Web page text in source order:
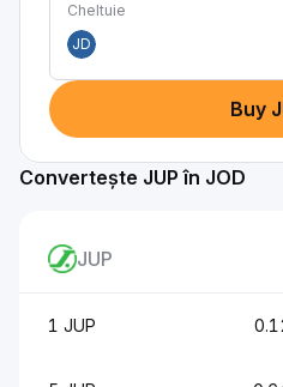
Cheltuie
JD
Buy
Convertește JUP în JOD
JUP
1 JUP